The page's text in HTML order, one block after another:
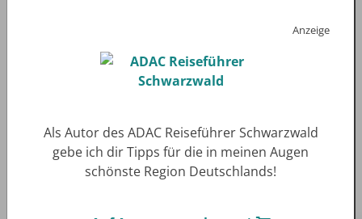
Anzeige
Als Autor des ADAC Reiseführer Schwarzwald
gebe ich dir Tipps für die in meinen Augen
schönste Region Deutschlands!